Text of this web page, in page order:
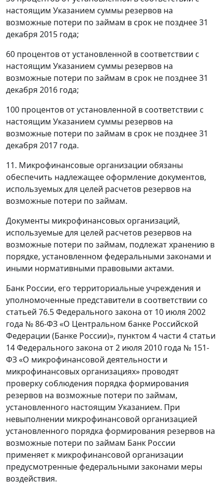
настоящим Указанием суммы резервов на
возможные потери по займам в срок не позднее 31
декабря 2015 года;
60 процентов от установленной в соответствии с
настоящим Указанием суммы резервов на
возможные потери по займам в срок не позднее 31
декабря 2016 года;
100 процентов от установленной в соответствии с
настоящим Указанием суммы резервов на
возможные потери по займам в срок не позднее 31
декабря 2017 года.
11. Микрофинансовые организации обязаны
обеспечить надлежащее оформление документов,
используемых для целей расчетов резервов на
возможные потери по займам.
Документы микрофинансовых организаций,
используемые для целей расчетов резервов на
возможные потери по займам, подлежат хранению в
порядке, установленном федеральными законами и
иными нормативными правовыми актами.
Банк России, его территориальные учреждения и
уполномоченные представители в соответствии со
статьей 76.5 Федерального закона от 10 июля 2002
года № 86-ФЗ «О Центральном банке Российской
Федерации (Банке России)», пунктом 4 части 4 статьи
14 Федерального закона от 2 июля 2010 года № 151-
ФЗ «О микрофинансовой деятельности и
микрофинансовых организациях» проводят
проверку соблюдения порядка формирования
резервов на возможные потери по займам,
установленного настоящим Указанием. При
невыполнении микрофинансовой организацией
установленного порядка формирования резервов на
возможные потери по займам Банк России
применяет к микрофинансовой организации
предусмотренные федеральными законами меры
воздействия.